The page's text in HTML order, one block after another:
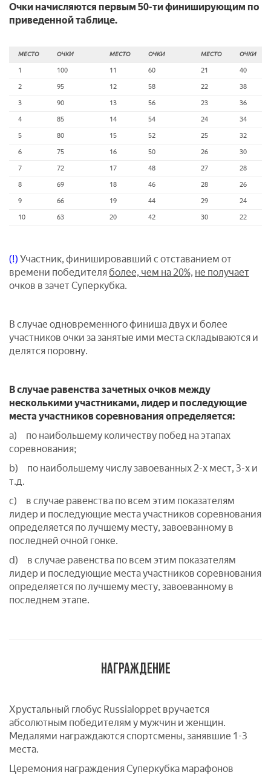
Очки начисляются первым 50-ти финиширующим по
приведенной таблице.
МЕСТО ОЧКИ МЕСТО ОЧКИ МЕСТО ОЧКИ
1 100 11 60 21 40
2 95 12 58 22 38
3 90 13 56 23 36
4 85 14 54 24 34
5 80 15 52 25 32
6 75 16 50 26 30
7 72 17 48 27 28
8 69 18 46 28 26
9 66 19 44 29 24
10 63 20 42 30 22
(!) Участник, финишировавший с отставанием от
времени победителя более, чем на 20%, не получает
очков в зачет Суперкубка.
В случае одновременного финиша двух и более
участников очки за занятые ими места складываются и
делятся поровну.
В случае равенства зачетных очков между
несколькими участниками, лидер и последующие
места участников соревнования определяется:
a) по наибольшему количеству побед на этапах
соревнования;
b) по наибольшему числу завоеванных 2-х мест, 3-х и
т.д.
c) в случае равенства по всем этим показателям
лидер и последующие места участников соревнования
определяется по лучшему месту, завоеванному в
последней очной гонке.
d) в случае равенства по всем этим показателям
лидер и последующие места участников соревнования
определяется по лучшему месту, завоеванному в
последнем этапе.
НАГРАЖДЕНИЕ
Хрустальный глобус Russialoppet вручается
абсолютным победителям у мужчин и женщин.
Медалями награждаются спортсмены, занявшие 1-3
места.
Церемония награждения Суперкубка марафонов